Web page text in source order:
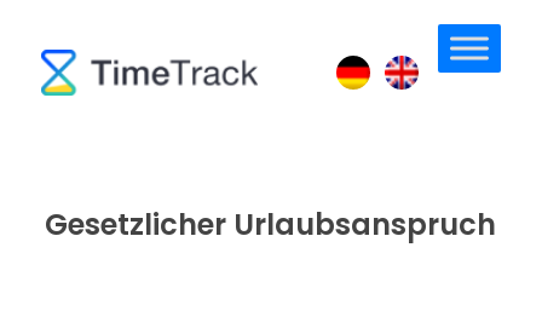
Gesetzlicher Urlaubsanspruch